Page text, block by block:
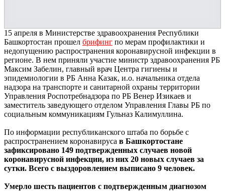
15 апреля в Министерстве здравоохранения Республики
Башкортостан прошел брифинг по мерам профилактики и
недопущению распространения коронавирусной инфекции в
регионе. В нем приняли участие министр здравоохранения РБ
Максим Забелин, главный врач Центра гигиены и
эпидемиологии в РБ Анна Казак, и.о. начальника отдела
надзора на транспорте и санитарной охраны территории
Управления Роспотребнадзора по РБ Венер Изикаев и
заместитель заведующего отделом Управления Главы РБ по
социальным коммуникациям Гульназ Калимуллина.
По информации республиканского штаба по борьбе с
распространением коронавируса в Башкортостане
зафиксировано 149 подтвержденных случаев новой
коронавирусной инфекции, из них 20 новых случаев за
сутки. Всего с выздоровлением выписано 9 человек.
Умерло шесть пациентов с подтвержденным диагнозом